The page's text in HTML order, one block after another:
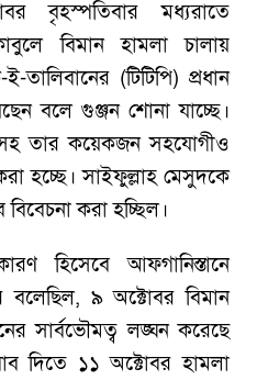
বৃহস্পতিবার মধ্যরাতে
বিমান হামলা চালায়
তালিবানের (টিটিপি) প্রধান
বলে গুঞ্জন শোনা যাচ্ছে।
তার কয়েকজন সহযোগীও
হচ্ছে। সাইফুল্লাহ মেসুদকে
বিবেচনা করা হচ্ছিল।
হিসেবে আফগানিস্তানে
বলেছিল, ৯ অক্টোবর বিমান
সার্বভৌমত্ব লঙ্ঘন করেছে
দিতে ১১ অক্টোবর হামলা